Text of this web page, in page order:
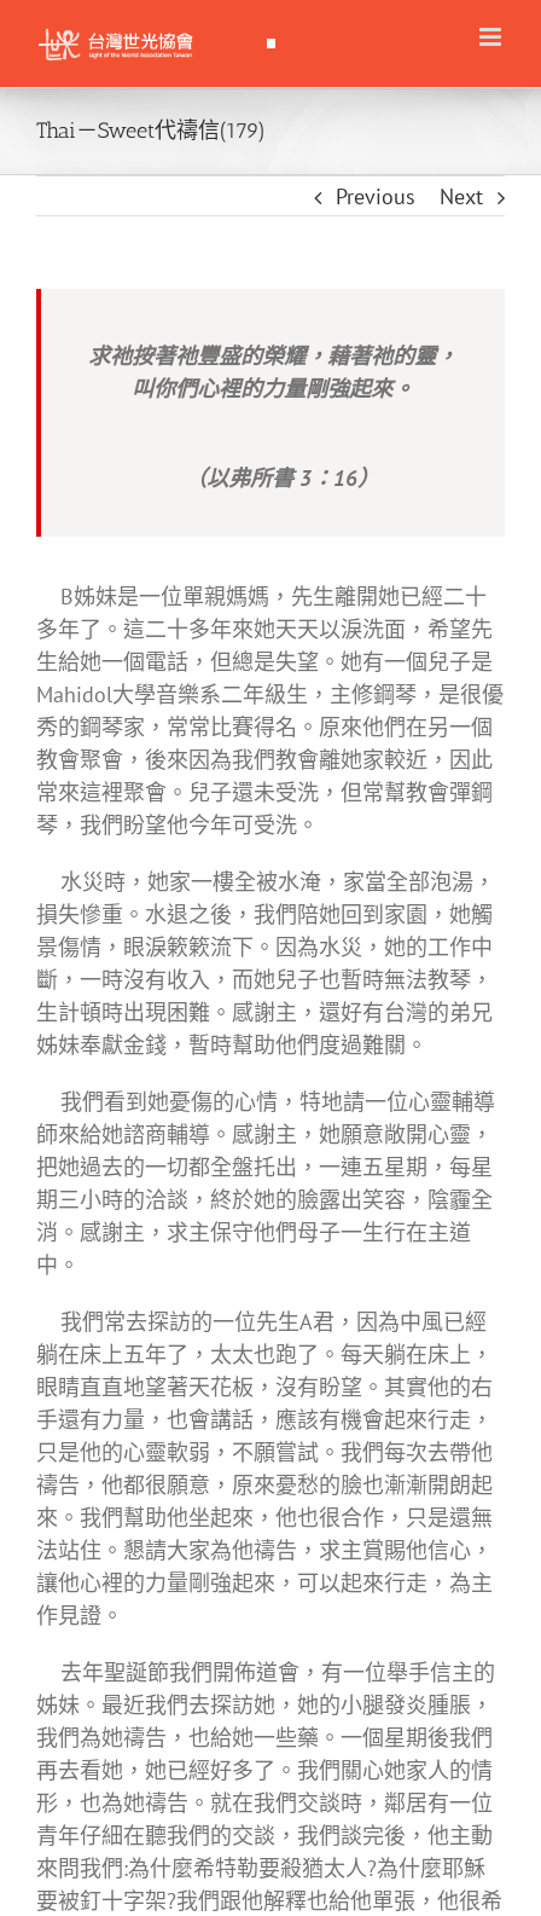
content
Thai－Sweet代禱信(179)
Previous Next
求祂按著祂豐盛的榮耀，藉著祂的靈，
叫你們心裡的力量剛強起來。
（以弗所書 3：16）
B姊妹是一位單親媽媽，先生離開她已經二十
多年了。這二十多年來她天天以淚洗面，希望先
生給她一個電話，但總是失望。她有一個兒子是
Mahidol大學音樂系二年級生，主修鋼琴，是很優
秀的鋼琴家，常常比賽得名。原來他們在另一個
教會聚會，後來因為我們教會離她家較近，因此
常來這裡聚會。兒子還未受洗，但常幫教會彈鋼
琴，我們盼望他今年可受洗。
水災時，她家一樓全被水淹，家當全部泡湯，
損失慘重。水退之後，我們陪她回到家園，她觸
景傷情，眼淚簌簌流下。因為水災，她的工作中
斷，一時沒有收入，而她兒子也暫時無法教琴，
生計頓時出現困難。感謝主，還好有台灣的弟兄
姊妹奉獻金錢，暫時幫助他們度過難關。
我們看到她憂傷的心情，特地請一位心靈輔導
師來給她諮商輔導。感謝主，她願意敞開心靈，
把她過去的一切都全盤托出，一連五星期，每星
期三小時的洽談，終於她的臉露出笑容，陰霾全
消。感謝主，求主保守他們母子一生行在主道
中。
我們常去探訪的一位先生A君，因為中風已經
躺在床上五年了，太太也跑了。每天躺在床上，
眼睛直直地望著天花板，沒有盼望。其實他的右
手還有力量，也會講話，應該有機會起來行走，
只是他的心靈軟弱，不願嘗試。我們每次去帶他
禱告，他都很願意，原來憂愁的臉也漸漸開朗起
來。我們幫助他坐起來，他也很合作，只是還無
法站住。懇請大家為他禱告，求主賞賜他信心，
讓他心裡的力量剛強起來，可以起來行走，為主
作見證。
去年聖誕節我們開佈道會，有一位舉手信主的
姊妹。最近我們去探訪她，她的小腿發炎腫脹，
我們為她禱告，也給她一些藥。一個星期後我們
再去看她，她已經好多了。我們關心她家人的情
形，也為她禱告。就在我們交談時，鄰居有一位
青年仔細在聽我們的交談，我們談完後，他主動
來問我們:為什麼希特勒要殺猶太人?為什麼耶穌
要被釘十字架?我們跟他解釋也給他單張，他很希